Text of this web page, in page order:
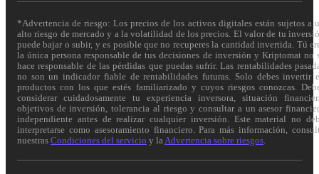
*Advertencia de riesgo: Los precios de los activos digitales están sujetos a
alto riesgo de mercado y a la volatilidad de los precios. El valor de tu
puede bajar o subir, y es posible que no recuperes la cantidad invertida. Tú
la única persona responsable de tus decisiones de inversión y Kriptomat no
hace responsable de las pérdidas que puedas sufrir. Las rentabilidades
no son un indicador fiable de rentabilidades futuras. Solo debes invertir
productos con los que estés familiarizado y cuyos riesgos conozcas.
considerar cuidadosamente tu experiencia inversora, situación
objetivos de inversión, tolerancia al riesgo y consultar a un asesor
independiente antes de realizar cualquier inversión. Este material no
interpretarse como asesoramiento financiero. Para más información,
nuestras Condiciones del servicio y la Advertencia sobre riesgos